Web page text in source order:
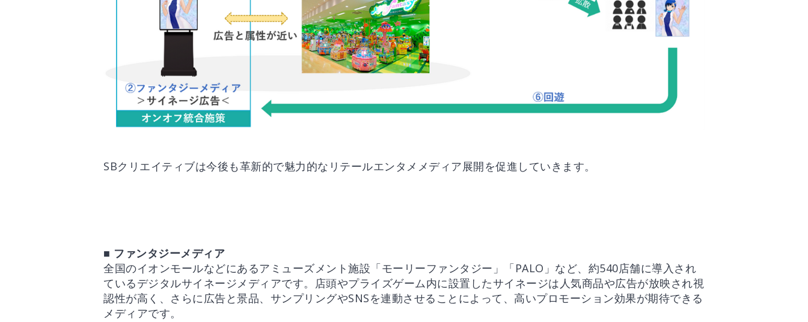
SBクリエイティブは今後も革新的で魅力的なリテールエンタメメディア展開を促進していきます。
■ ファンタジーメディア
全国のイオンモールなどにあるアミューズメント施設「モーリーファンタジー」「PALO」など、約540店舗に導入され
ているデジタルサイネージメディアです。店頭やプライズゲーム内に設置したサイネージは人気商品や広告が放映され視
認性が高く、さらに広告と景品、サンプリングやSNSを連動させることによって、高いプロモーション効果が期待できる
メディアです。